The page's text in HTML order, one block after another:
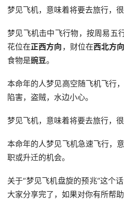
梦见飞机，意味着将要去旅行，
梦见飞机击中飞行物，按周易五
花位在正西方向 ，财位在西北方向
食物是豌豆。
本命年的人梦见高空随飞机飞行
陷害，盗贼，水边小心。
梦见飞机，意味着将要去旅行，
本命年的人梦见飞机急速飞行，
职或升迁的机会。
关于“梦见飞机盘旋的预兆”这个
大家分享完了，如果对你有所帮